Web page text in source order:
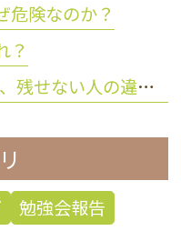
危険なのか？
？
80歳で20本の歯を残せる人、残せない人の違いとは？
勉強会報告